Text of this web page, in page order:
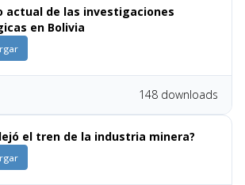
actual de las investigaciones
en Bolivia
148 downloads
el tren de la industria minera?